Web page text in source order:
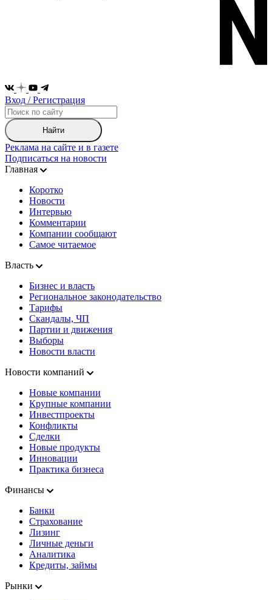
Вход / Регистрация
Найти
Реклама на сайте и в газете
Подписаться на новости
Главная
Коротко
Новости
Интервью
Комментарии
Компании сообщают
Самое читаемое
Власть
Бизнес и власть
Региональное законодательство
Тарифы
Скандалы, ЧП
Партии и движения
Выборы
Новости власти
Новости компаний
Новые компании
Крупные компании
Инвестпроекты
Конфликты
Сделки
Новые продукты
Инновации
Практика бизнеса
Финансы
Банки
Страхование
Лизинг
Личные деньги
Аналитика
Кредиты, займы
Рынки